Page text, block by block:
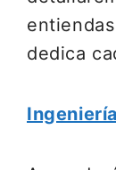
dedica